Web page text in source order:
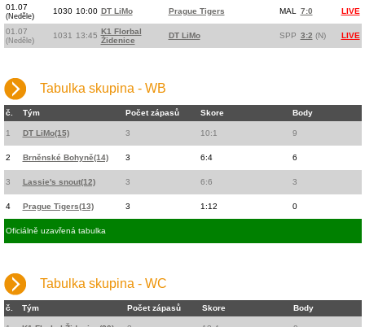
01.07
(Neděle)
1030 10:00 DT LiMo Prague Tigers MAL 7:0 LIVE
01.07
(Neděle)
1031 13:45
K1 Florbal
Židenice
DT LiMo SPP 3:2 (N) LIVE
Tabulka skupina - WB
č. Tým Počet zápasů Skore Body
1 DT LiMo(15) 3 10:1 9
2 Brněnské Bohyně(14) 3 6:4 6
3 Lassie's snout(12) 3 6:6 3
4 Prague Tigers(13) 3 1:12 0
Oficiálně uzavřená tabulka
Tabulka skupina - WC
č. Tým Počet zápasů Skore Body